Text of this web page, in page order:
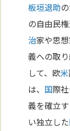
板垣退助
の自由民
治家や思
義への取り
して、欧米
は、 国際
義を確立
い独立した